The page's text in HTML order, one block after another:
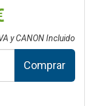
y CANON Incluido
Comprar